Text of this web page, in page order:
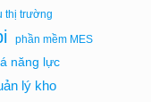
thị trường
phần mềm MES
năng lực
lý kho